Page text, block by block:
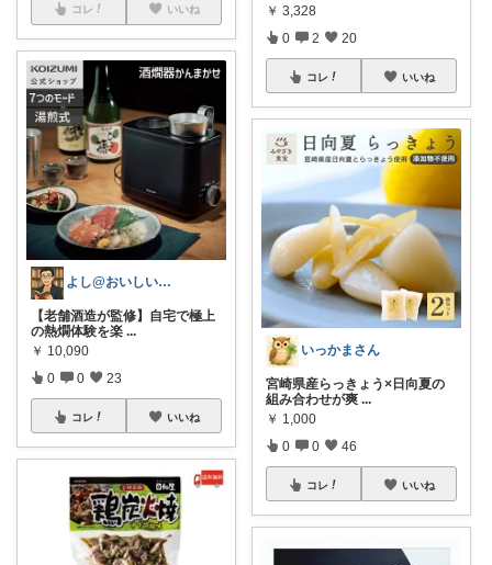
コレ いいね
よし@おいしいもの大好き
【老舗酒造が監修】自宅で極上
の熱燗体験を楽 ...
￥ 10,090
0 0 23
コレ いいね
￥ 3,328
0 2 20
コレ いいね
いっかまさん
宮崎県産らっきょう×日向夏の
組み合わせが爽 ...
￥ 1,000
0 0 46
コレ いいね